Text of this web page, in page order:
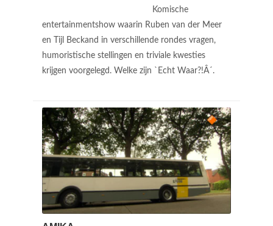
Komische
entertainmentshow waarin Ruben van der Meer
en Tijl Beckand in verschillende rondes vragen,
humoristische stellingen en triviale kwesties
krijgen voorgelegd. Welke zijn `Echt Waar?!Â´.